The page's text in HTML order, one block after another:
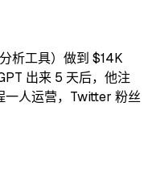
析工具）做到 $14K
出来 5 天后，他注
人运营，Twitter 粉丝